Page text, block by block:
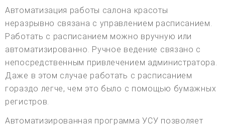
Автоматизация работы салона красоты
неразрывно связана с управлением расписанием.
Работать с расписанием можно вручную или
автоматизированно. Ручное ведение связано с
непосредственным привлечением администратора.
Даже в этом случае работать с расписанием
гораздо легче, чем это было с помощью бумажных
регистров.
Автоматизированная программа УСУ позволяет